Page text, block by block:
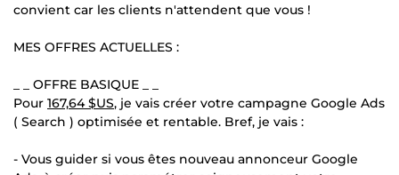
convient car les clients n'attendent que vous !
MES OFFRES ACTUELLES :
_ _ OFFRE BASIQUE _ _
Pour 167,64 $US, je vais créer votre campagne Google Ads
( Search ) optimisée et rentable. Bref, je vais :
- Vous guider si vous êtes nouveau annonceur Google